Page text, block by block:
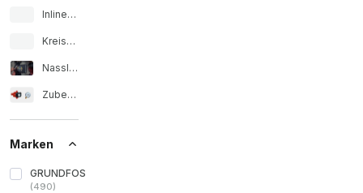
Inline-Pumpe
Kreiselpumpe
Nassläufer-Umwälzpumpen
Zubehör für Wasserpumpe
Marken
GRUNDFOS
(490)